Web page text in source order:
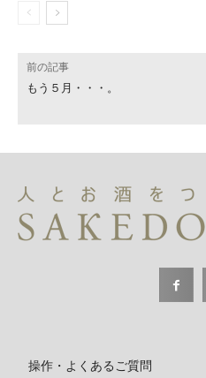
前の記事
もう５月・・・。
操作・よくあるご質問